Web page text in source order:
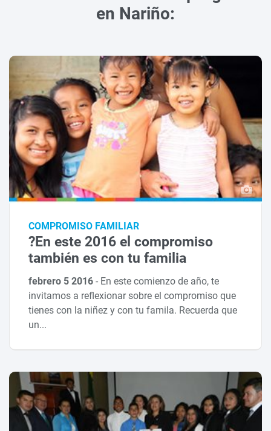
en Nariño:
COMPROMISO FAMILIAR
?En este 2016 el compromiso
también es con tu familia
febrero 5 2016- En este comienzo de año, te
invitamos a reflexionar sobre el compromiso que
tienes con la niñez y con tu famila. Recuerda que
un...